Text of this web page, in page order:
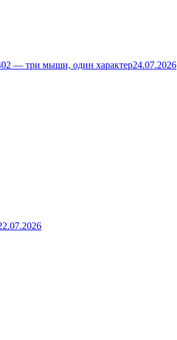
— три мыши, один характер24.07.2026